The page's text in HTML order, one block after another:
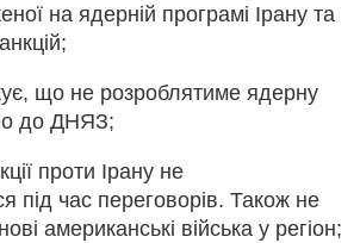
на ядерній програмі Ірану та
що не розроблятиме ядерну
до ДНЯЗ;
проти Ірану не
під час переговорів. Також не
американські війська у регіон;